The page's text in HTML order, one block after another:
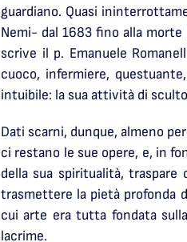
guardiano. Quasi
Nemi- dal 1683 fino alla
scrive il p. Emanuele
cuoco, infermiere,
intuibile: la sua attività di
Dati scarni, dunque, almeno
ci restano le sue opere, e, in
della sua spiritualità,
trasmettere la pietà profonda
cui arte era tutta fondata
lacrime.